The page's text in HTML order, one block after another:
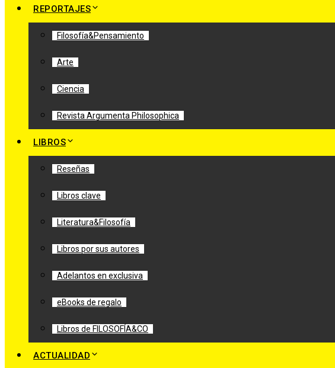
REPORTAJES
Filosofía&Pensamiento
Arte
Ciencia
Revista Argumenta Philosophica
LIBROS
Reseñas
Libros clave
Literatura&Filosofía
Libros por sus autores
Adelantos en exclusiva
eBooks de regalo
Libros de FILOSOFÍA&CO
ACTUALIDAD